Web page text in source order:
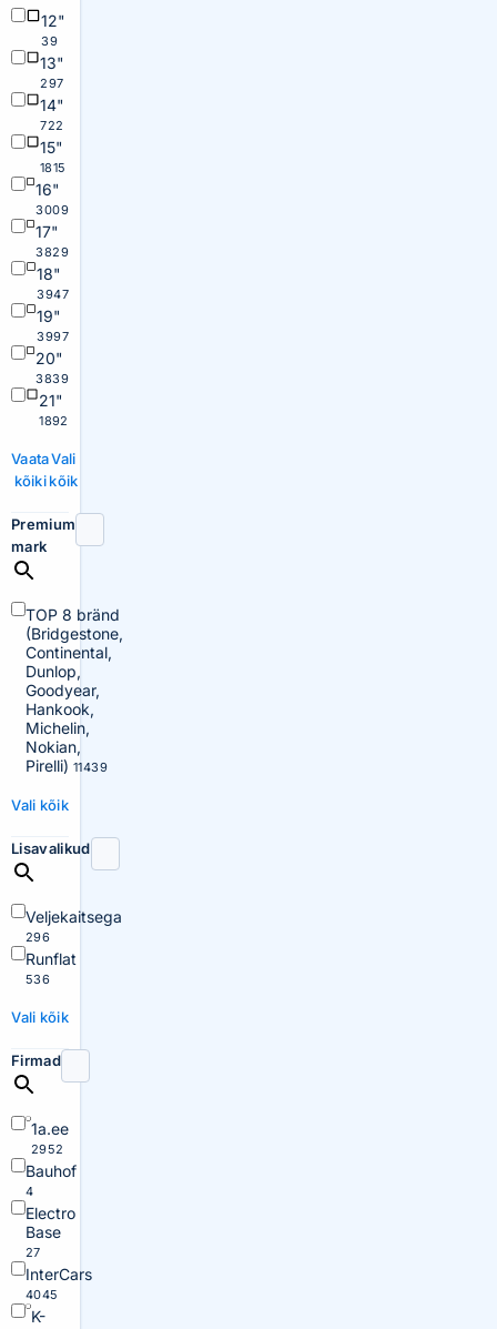
12"
39
13"
297
14"
722
15"
1815
16"
3009
17"
3829
18"
3947
19"
3997
20"
3839
21"
1892
Vaata
kõiki
Vali
kõik
Premium
mark
TOP 8 bränd
(Bridgestone,
Continental,
Dunlop,
Goodyear,
Hankook,
Michelin,
Nokian,
Pirelli) 11439
Vali kõik
Lisavalikud
Veljekaitsega
296
Runflat
536
Vali kõik
Firmad
1a.ee
2952
Bauhof
4
Electro
Base
27
InterCars
4045
K-